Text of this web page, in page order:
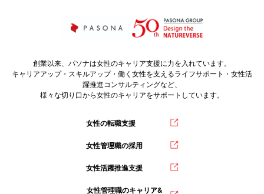
創業以来、パソナは女性のキャリア支援に力を入れています。
キャリアアップ・スキルアップ・働く女性を支えるライフサポート・女性活
躍推進コンサルティングなど、
様々な切り口から女性のキャリアをサポートしています。
女性の転職支援
女性管理職の採用
女性活躍推進支援
女性管理職のキャリア&